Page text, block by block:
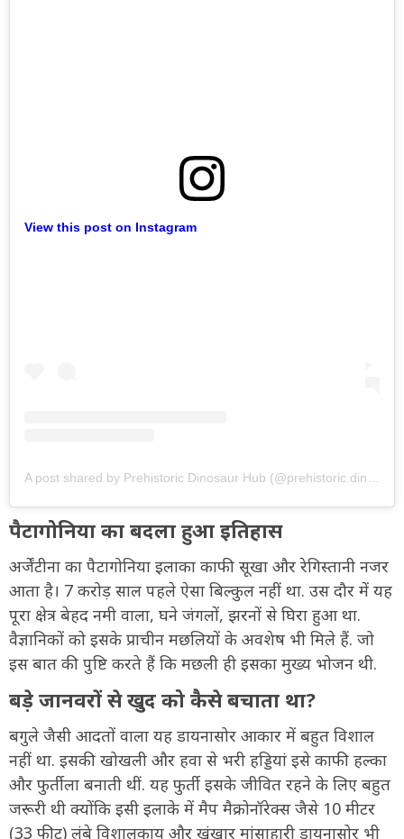
View this post on Instagram
पैटागोनिया का बदला हुआ इतिहास
अर्जेंटीना का पैटागोनिया इलाका काफी सूखा और रेगिस्तानी नजर
आता है। 7 करोड़ साल पहले ऐसा बिल्कुल नहीं था. उस दौर में यह
पूरा क्षेत्र बेहद नमी वाला, घने जंगलों, झरनों से घिरा हुआ था.
वैज्ञानिकों को इसके प्राचीन मछलियों के अवशेष भी मिले हैं. जो
इस बात की पुष्टि करते हैं कि मछली ही इसका मुख्य भोजन थी.
बड़े जानवरों से खुद को कैसे बचाता था?
बगुले जैसी आदतों वाला यह डायनासोर आकार में बहुत विशाल
नहीं था. इसकी खोखली और हवा से भरी हड्डियां इसे काफी हल्का
और फुर्तीला बनाती थीं. यह फुर्ती इसके जीवित रहने के लिए बहुत
जरूरी थी क्योंकि इसी इलाके में मैप मैक्रोनॉरेक्स जैसे 10 मीटर
(33 फीट) लंबे विशालकाय और खूंखार मांसाहारी डायनासोर भी